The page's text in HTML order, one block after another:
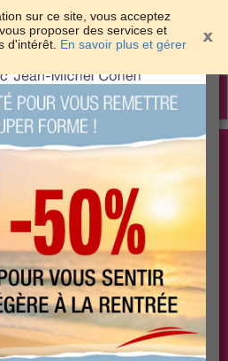
sur ce site, vous acceptez
proposer des services et
d'intérêt. En savoir plus et gérer
pour maigrir et être bien
sa peau
PLUS
SANTÉ
PLUS
COACHING
×